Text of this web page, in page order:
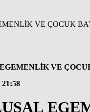
VE
21:58